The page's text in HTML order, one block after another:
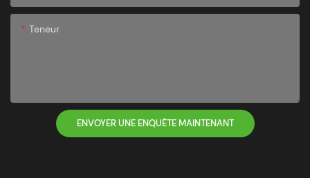
Teneur
ENVOYER UNE ENQUÊTE MAINTENANT